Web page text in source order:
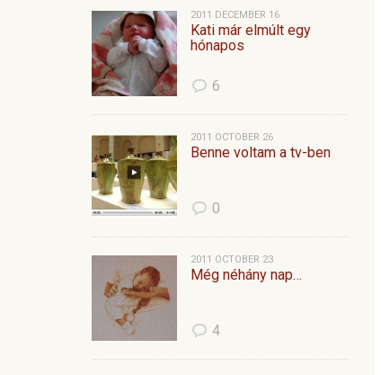
2011 DECEMBER 16
Kati már elmúlt egy
hónapos
6
2011 OCTOBER 26
Benne voltam a tv-ben
0
2011 OCTOBER 23
Még néhány nap…
4